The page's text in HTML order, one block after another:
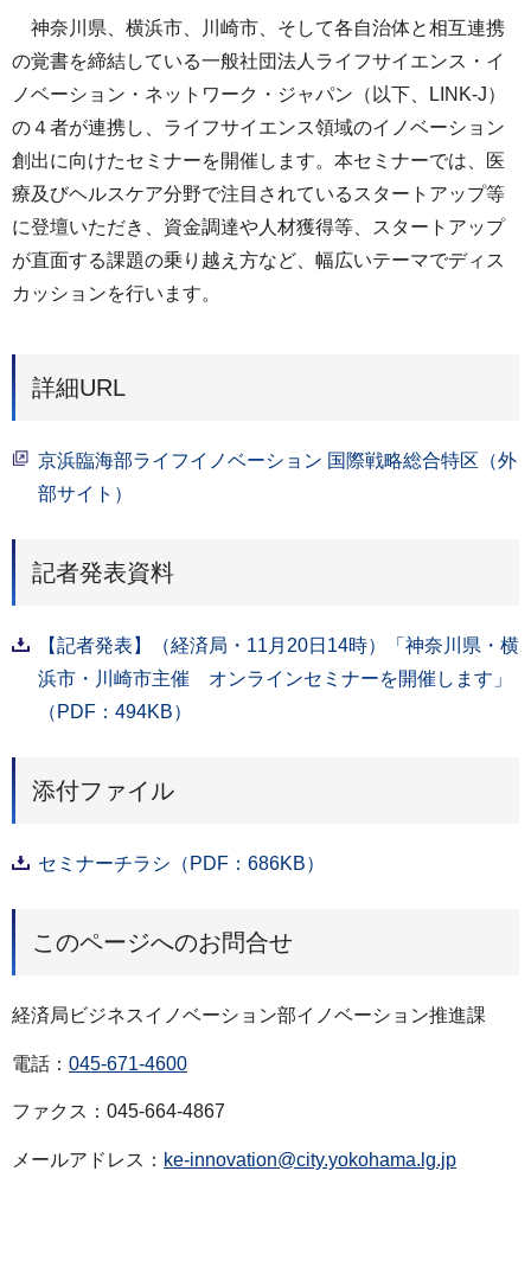
神奈川県、横浜市、川崎市、そして各自治体と相互連携
の覚書を締結している一般社団法人ライフサイエンス・イ
ノベーション・ネットワーク・ジャパン（以下、LINK-J）
の４者が連携し、ライフサイエンス領域のイノベーション
創出に向けたセミナーを開催します。本セミナーでは、医
療及びヘルスケア分野で注目されているスタートアップ等
に登壇いただき、資金調達や人材獲得等、スタートアップ
が直面する課題の乗り越え方など、幅広いテーマでディス
カッションを行います。
詳細URL
京浜臨海部ライフイノベーション 国際戦略総合特区（外
部サイト）
記者発表資料
【記者発表】（経済局・11月20日14時）「神奈川県・横
浜市・川崎市主催 オンラインセミナーを開催します」
（PDF：494KB）
添付ファイル
セミナーチラシ（PDF：686KB）
このページへのお問合せ
経済局ビジネスイノベーション部イノベーション推進課
電話： 045-671-4600
ファクス：045-664-4867
メールアドレス： ke-innovation@city.yokohama.lg.jp